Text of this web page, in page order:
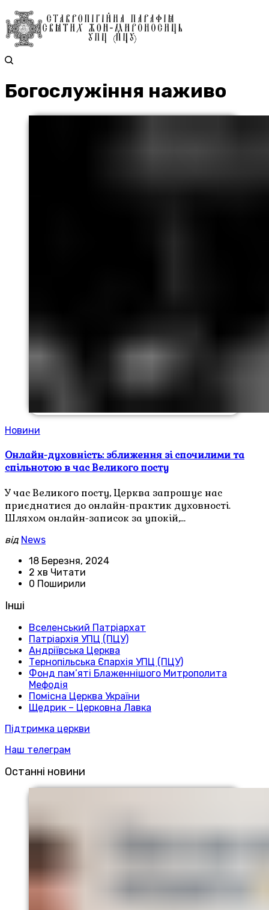
Богослужіння наживо
Новини
Онлайн-духовність: зближення зі спочилими та
спільнотою в час Великого посту
У час Великого посту, Церква запрошує нас
приєднатися до онлайн-практик духовності.
Шляхом онлайн-записок за упокій,…
від News
18 Березня, 2024
2 хв Читати
0 Поширили
Інші
Вселенський Патріархат
Патріархія УПЦ (ПЦУ)
Андріївська Церква
Тернопільська Єпархія УПЦ (ПЦУ)
Фонд пам’яті Блаженнішого Митрополита
Мефодія
Помісна Церква України
Щедрик – Церковна Лавка
Підтримка церкви
Наш телеграм
Останні новини